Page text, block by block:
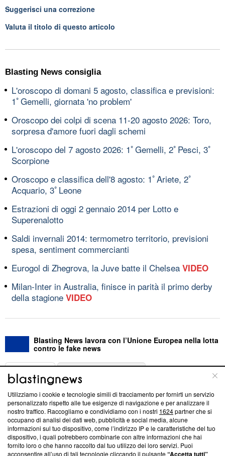
Suggerisci una correzione
Valuta il titolo di questo articolo
Blasting News consiglia
L'oroscopo di domani 5 agosto, classifica e previsioni:
1ﾟGemelli, giornata 'no problem'
Oroscopo dei colpi di scena 11-20 agosto 2026: Toro,
sorpresa d'amore fuori dagli schemi
L'oroscopo del 7 agosto 2026: 1ﾟGemelli, 2ﾟPesci, 3ﾟ
Scorpione
Oroscopo e classifica dell'8 agosto: 1ﾟAriete, 2ﾟ
Acquario, 3ﾟLeone
Estrazioni di oggi 2 gennaio 2014 per Lotto e
Superenalotto
Saldi invernali 2014: termometro territorio, previsioni
spesa, sentiment commercianti
Eurogol di Zhegrova, la Juve batte il Chelsea VIDEO
Milan-Inter in Australia, finisce in parità il primo derby
della stagione VIDEO
Blasting News lavora con l’Unione Europea nella lotta
contro le fake news
ABOUT
Questa sezione offre informazioni trasparenti su Blasting
News, sui nostri processi editoriali e su come ci impegniamo a
creare news di qualità. Inoltre, afferma la nostra aderenza a
‘Trust Project - News with Integrity’Blasting News non è
ancora membro del programma, ma ha richiesto di farne
parte; Trust Project non ha ancora effettuato una verifica di
Utilizziamo i cookie e tecnologie simili di tracciamento per fornirti un servizio
personalizzato rispetto alle tue esigenze di navigazione e per analizzare il
nostro traffico. Raccogliamo e condividiamo con i nostri 1624partner che si
occupano di analisi dei dati web, pubblicità e social media, alcune
informazioni sul tuo dispositivo, come l’indirizzo IP e le caratteristiche del tuo
dispositivo, i quali potrebbero combinarle con altre informazioni che hai
fornito loro o che hanno raccolto dal tuo utilizzo dei loro servizi. Puoi
acconsentire all’uso di tali tecnologie cliccando il pulsante“Accetta tutti”